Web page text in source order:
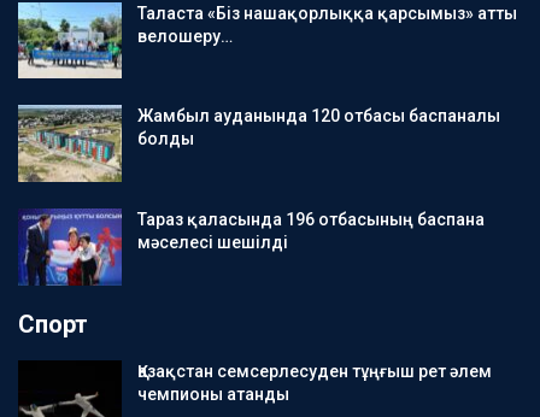
Таласта «Біз нашақорлыққа қарсымыз» атты
велошеру…
Жамбыл ауданында 120 отбасы баспаналы
болды
Тараз қаласында 196 отбасының баспана
мәселесі шешілді
Спорт
Қазақстан семсерлесуден тұңғыш рет әлем
чемпионы атанды